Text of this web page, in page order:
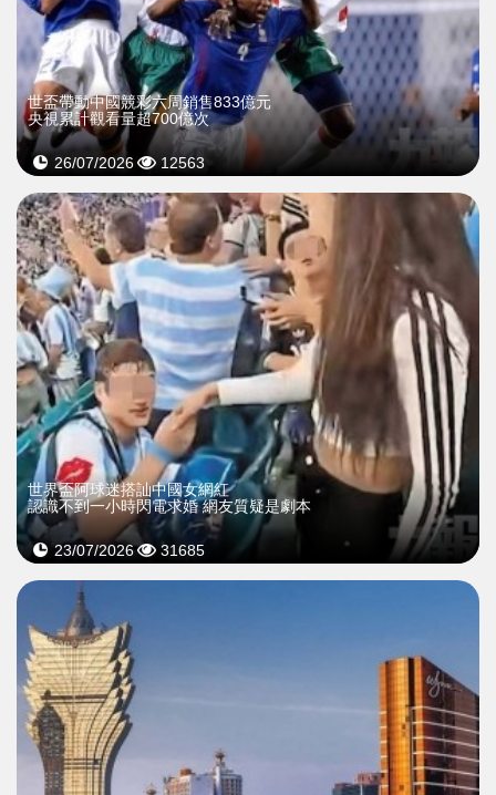
世盃帶動中國競彩六周銷售833億元
央視累計觀看量超700億次
26/07/2026 12563
世界盃阿球迷搭訕中國女網紅
認識不到一小時閃電求婚 網友質疑是劇本
23/07/2026 31685